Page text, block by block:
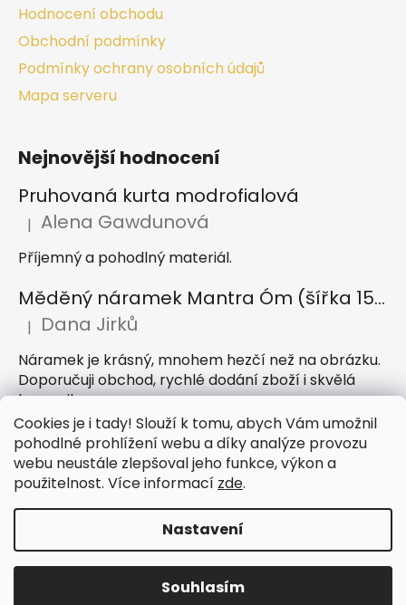
Cookies je i tady! Slouží k tomu, abych Vám umožnil
pohodlné prohlížení webu a díky analýze provozu
webu neustále zlepšoval jeho funkce, výkon a
použitelnost. Více informací zde.
Nastavení
Souhlasím
Hodnocení obchodu
Obchodní podmínky
Podmínky ochrany osobních údajů
Mapa serveru
Nejnovější hodnocení
Pruhovaná kurta modrofialová
Hodnocení produktu je 5 z 5 hvězdiček.
| Alena Gawdunová
Příjemný a pohodlný materiál.
Měděný náramek Mantra Óm (šířka 15 mm)
Hodnocení produktu je 5 z 5 hvězdiček.
| Dana Jirků
Náramek je krásný, mnohem hezčí než na obrázku.
Doporučuji obchod, rychlé dodání zboží i skvělá
komunikace
Hodnocení produktu je 5 z 5 hvězdiček.
| Petra Hejátková
Vytvořil Shoptet
IndickeSaty.cz